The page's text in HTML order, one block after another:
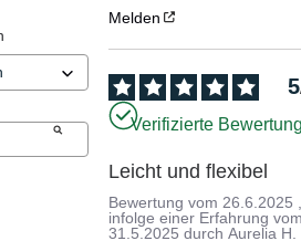
Melden
5
Verifizierte
Leicht und flexibel
Bewertung vom 26.6.2025
infolge einer Erfahrung
31.5.2025 durchAurelia H.